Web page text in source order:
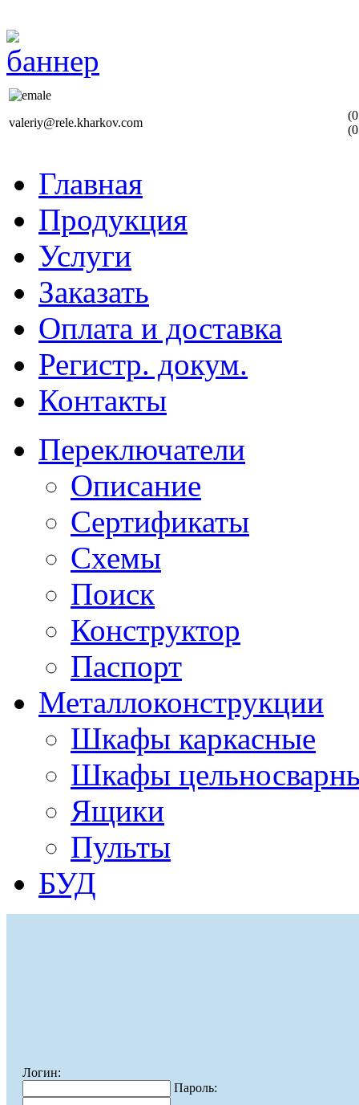
valeriy@rele.kharkov.com
Главная
Продукция
Услуги
Заказать
Оплата и доставка
Регистр. докум.
Контакты
Переключатели
Описание
Сертификаты
Схемы
Поиск
Конструктор
Паспорт
Металлоконструкции
Шкафы каркасные
Шкафы
Ящики
Пульты
БУД
Логин:
Пароль: